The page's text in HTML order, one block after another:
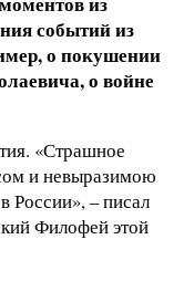
событий из
о покушении
о войне
«Страшное
и невыразимою
России», – писал
Филофей этой